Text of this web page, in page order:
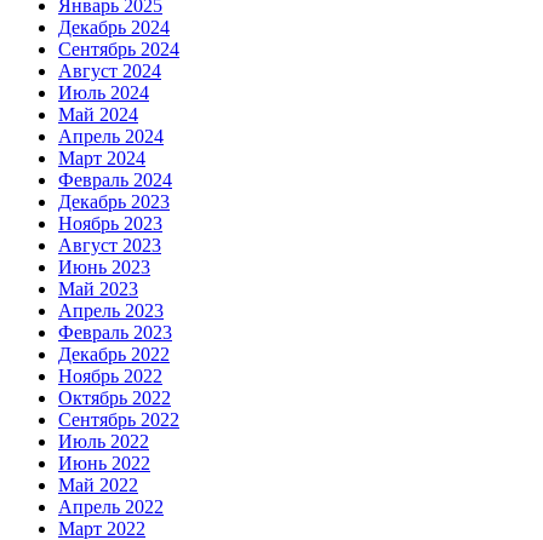
Январь 2025
Декабрь 2024
Сентябрь 2024
Август 2024
Июль 2024
Май 2024
Апрель 2024
Март 2024
Февраль 2024
Декабрь 2023
Ноябрь 2023
Август 2023
Июнь 2023
Май 2023
Апрель 2023
Февраль 2023
Декабрь 2022
Ноябрь 2022
Октябрь 2022
Сентябрь 2022
Июль 2022
Июнь 2022
Май 2022
Апрель 2022
Март 2022